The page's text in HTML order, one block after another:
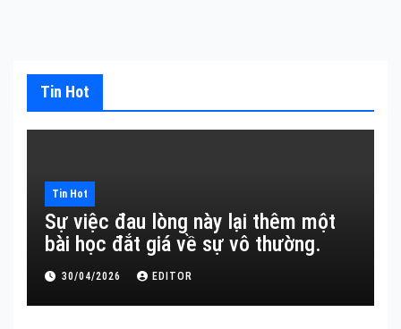
Tin Hot
Tin Hot
Sự việc đau lòng này lại thêm một
bài học đắt giá về sự vô thường.
30/04/2026 EDITOR